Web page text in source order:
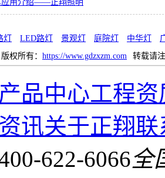
应用介绍——正翔照明
灯 LED路灯 景观灯 庭院灯 中华灯
版权所有： https://www.gdzxzm.com 转载请
产品中心工程资
讯关于正翔联
622-6066全